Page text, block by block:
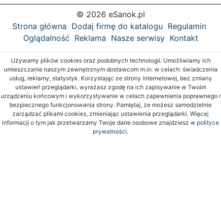
© 2026 eSanok.pl
Strona główna Dodaj firmę do katalogu Regulamin
Oglądalność Reklama Nasze serwisy Kontakt
Używamy plików cookies oraz podobnych technologii. Umożliwiamy ich
umieszczanie naszym zewnętrznym dostawcom m.in. w celach: świadczenia
usług, reklamy, statystyk. Korzystając ze strony internetowej, bez zmiany
ustawień przeglądarki, wyrażasz zgodę na ich zapisywanie w Twoim
urządzeniu końcowym i wykorzystywanie w celach zapewnienia poprawnego i
bezpiecznego funkcjonowania strony. Pamiętaj, że możesz samodzielnie
zarządzać plikami cookies, zmieniając ustawienia przeglądarki. Więcej
informacji o tym jak przetwarzamy Twoje dane osobowe znajdziesz w polityce
prywatności.